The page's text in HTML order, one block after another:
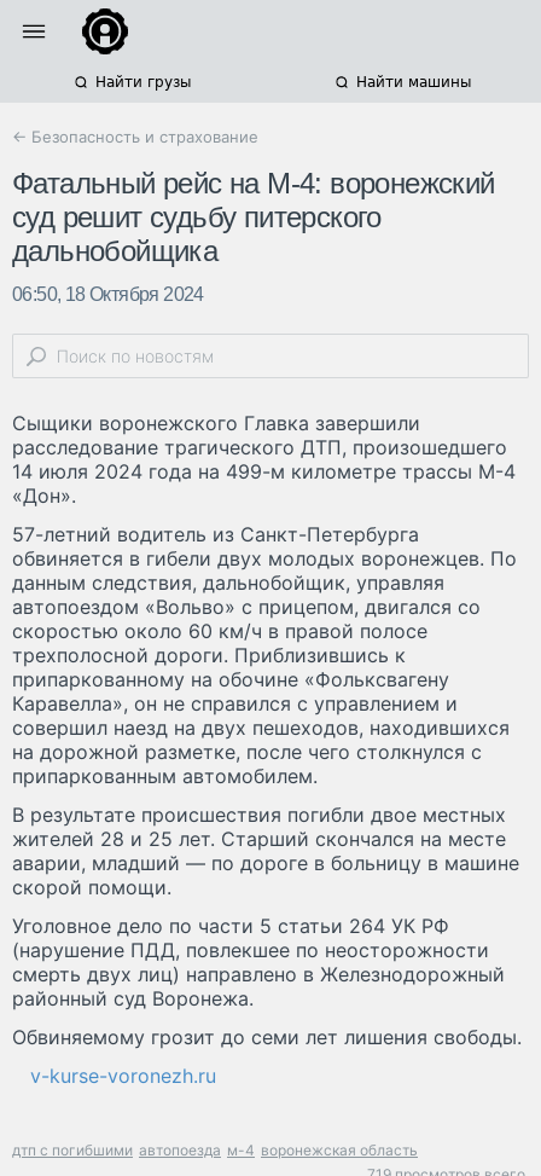
Найти грузы Найти машины
← Безопасность и страхование
Фатальный рейс на М-4: воронежский
суд решит судьбу питерского
дальнобойщика
06:50, 18 Октября 2024
Сыщики воронежского Главка завершили
расследование трагического ДТП, произошедшего
14 июля 2024 года на 499-м километре трассы М-4
«Дон».
57-летний водитель из Санкт-Петербурга
обвиняется в гибели двух молодых воронежцев. По
данным следствия, дальнобойщик, управляя
автопоездом «Вольво» с прицепом, двигался со
скоростью около 60 км/ч в правой полосе
трехполосной дороги. Приблизившись к
припаркованному на обочине «Фольксвагену
Каравелла», он не справился с управлением и
совершил наезд на двух пешеходов, находившихся
на дорожной разметке, после чего столкнулся с
припаркованным автомобилем.
В результате происшествия погибли двое местных
жителей 28 и 25 лет. Старший скончался на месте
аварии, младший — по дороге в больницу в машине
скорой помощи.
Уголовное дело по части 5 статьи 264 УК РФ
(нарушение ПДД, повлекшее по неосторожности
смерть двух лиц) направлено в Железнодорожный
районный суд Воронежа.
Обвиняемому грозит до семи лет лишения свободы.
v-kurse-voronezh.ru
дтп с погибшими автопоезда м-4 воронежская область